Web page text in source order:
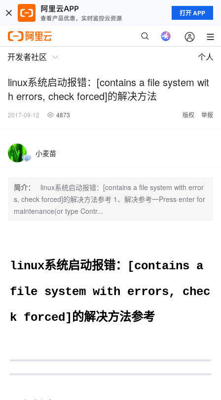
打开 APP
开发者社区 个人
linux系统启动报错：[contains a file system wit
h errors, check forced]的解决方法
2017-09-12 4873 版权 举报
小麦苗
简介：
linux系统启动报错：[contains a file system with error
s, check forced]的解决方法参考 1、解决参考一Press enter for
maintenance(or type Contr...
linux系统启动报错：[contains a
file system with errors, chec
k forced]的解决方法参考